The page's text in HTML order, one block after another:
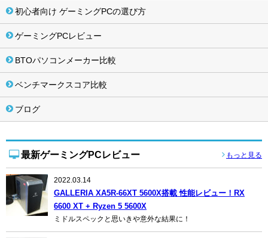
初心者向け ゲーミングPCの選び方
ゲーミングPCレビュー
BTOパソコンメーカー比較
ベンチマークスコア比較
ブログ
最新ゲーミングPCレビュー もっと見る
2022.03.14
GALLERIA XA5R-66XT 5600X搭載 性能レビュー！RX
6600 XT + Ryzen 5 5600X
ミドルスペックと思いきや意外な結果に！